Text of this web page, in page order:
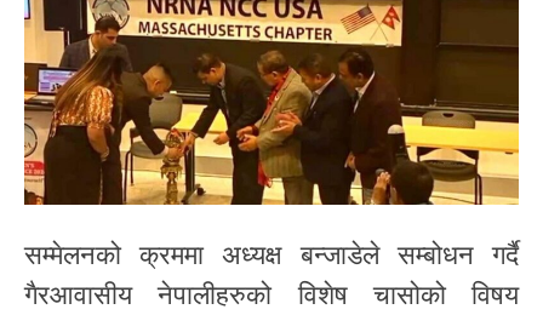
सम्मेलनको क्रममा अध्यक्ष बन्जाडेले सम्बोधन गर्दै
गैरआवासीय नेपालीहरुको विशेष चासोको विषय